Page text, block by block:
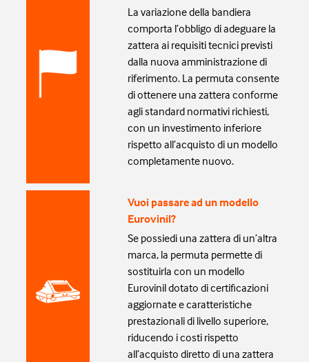
La variazione della bandiera
comporta l’obbligo di adeguare la
zattera ai requisiti tecnici previsti
dalla nuova amministrazione di
riferimento. La permuta consente
di ottenere una zattera conforme
agli standard normativi richiesti,
con un investimento inferiore
rispetto all’acquisto di un modello
completamente nuovo.
Vuoi passare ad un modello
Eurovinil?
Se possiedi una zattera di un’altra
marca, la permuta permette di
sostituirla con un modello
Eurovinil dotato di certificazioni
aggiornate e caratteristiche
prestazionali di livello superiore,
riducendo i costi rispetto
all’acquisto diretto di una zattera